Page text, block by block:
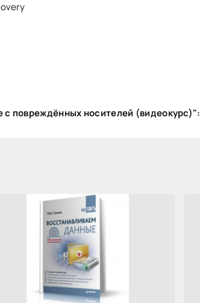
повреждённых носителей (видеокурс)":